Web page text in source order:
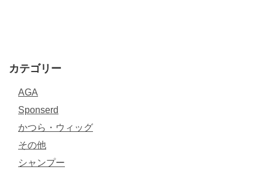
カテゴリー
AGA
Sponserd
かつら・ウィッグ
その他
シャンプー